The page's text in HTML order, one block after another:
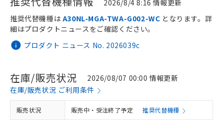
2026/8/4 8:16 情報更新
プロダクト ニュース No. 2026039c
推奨代替機種は A30NL-MGA-TWA-G002-WC となります。詳
細はプロダクトニュースをご確認ください。
在庫/販売状況
2026/08/07 00:00 情報更新
在庫/販売状況 ご利用条件
販売状況 販売中・受注終了予定 推奨代替機種